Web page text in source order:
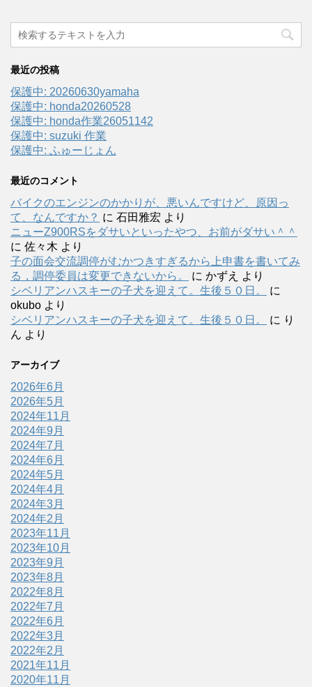
最近の投稿
保護中: 20260630yamaha
保護中: honda20260528
保護中: honda作業26051142
保護中: suzuki 作業
保護中: ふゅーじょん
最近のコメント
バイクのエンジンのかかりが、悪いんですけど、原因っ
て、なんですか？ に 石田雅宏 より
ニューZ900RSをダサいといったやつ、お前がダサい＾＾
に 佐々木 より
子の面会交流調停がむかつきすぎるから上申書を書いてみ
る，調停委員は変更できないから。
に かずえ
より
シベリアンハスキーの子犬を迎えて。生後５０日。
に
okubo より
シベリアンハスキーの子犬を迎えて。生後５０日。
に り
ん より
アーカイブ
2026年6月
2026年5月
2024年11月
2024年9月
2024年7月
2024年6月
2024年5月
2024年4月
2024年3月
2024年2月
2023年11月
2023年10月
2023年9月
2023年8月
2022年8月
2022年7月
2022年6月
2022年3月
2022年2月
2021年11月
2020年11月